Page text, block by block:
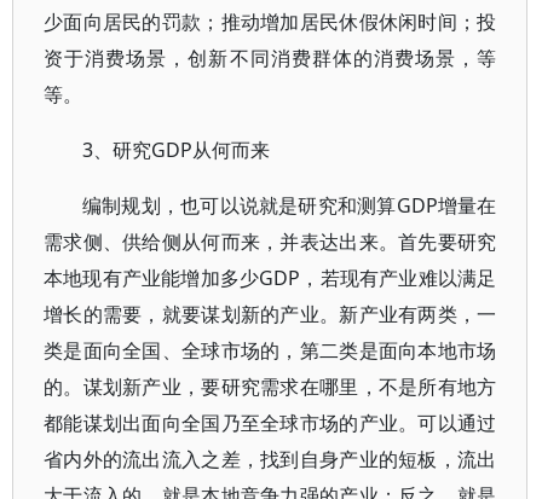
少面向居民的罚款；推动增加居民休假休闲时间；投
资于消费场景，创新不同消费群体的消费场景，等
等。
3、研究GDP从何而来
编制规划，也可以说就是研究和测算GDP增量在
需求侧、供给侧从何而来，并表达出来。首先要研究
本地现有产业能增加多少GDP，若现有产业难以满足
增长的需要，就要谋划新的产业。新产业有两类，一
类是面向全国、全球市场的，第二类是面向本地市场
的。谋划新产业，要研究需求在哪里，不是所有地方
都能谋划出面向全国乃至全球市场的产业。可以通过
省内外的流出流入之差，找到自身产业的短板，流出